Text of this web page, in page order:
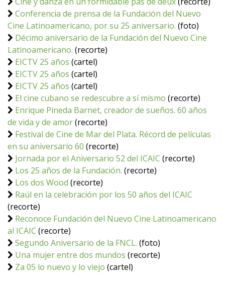
Conferencia de prensa de la Fundación del Nuevo
Cine Latinoamericano, por su 25 aniversario. (foto)
Décimo aniversario de la Fundación del Nuevo Cine
Latinoamericano. (recorte)
EICTV 25 años (cartel)
EICTV 25 años (cartel)
EICTV 25 años (cartel)
El cine cubano se redescubre a sí mismo (recorte)
Enrique Pineda Barnet, creador de sueños. 60 años
de vida y de amor(recorte)
Festival de Cine de Mar del Plata. Récord de películas
en su aniversario 60 (recorte)
Jornada por el Aniversario 52 del ICAIC (recorte)
Los 25 años de la Fundación. (recorte)
Los dos Wood (recorte)
Raúl en la celebración por los 50 años del ICAIC
(recorte)
Reconoce Fundación del Nuevo Cine Latinoamericano
al ICAIC (recorte)
Segundo Aniversario de la FNCL. (foto)
Una mujer entre dos mundos (recorte)
Za 05 lo nuevo y lo viejo (cartel)